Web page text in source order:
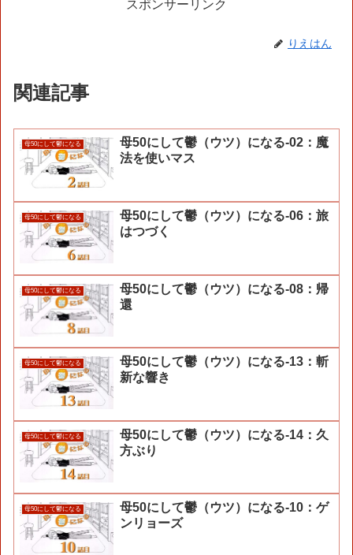
スポンサーリンク
りえはん
関連記事
母50にして鬱になる
母50にして鬱（ウツ）になる-02：魔
法を使いマス
母50にして鬱になる
母50にして鬱（ウツ）になる-06：旅
はつづく
母50にして鬱になる
母50にして鬱（ウツ）になる-08：帰
還
母50にして鬱になる
母50にして鬱（ウツ）になる-13：斬
新な響き
母50にして鬱になる
母50にして鬱（ウツ）になる-14：久
方ぶり
母50にして鬱になる
母50にして鬱（ウツ）になる-10：ゲ
ンリョーズ